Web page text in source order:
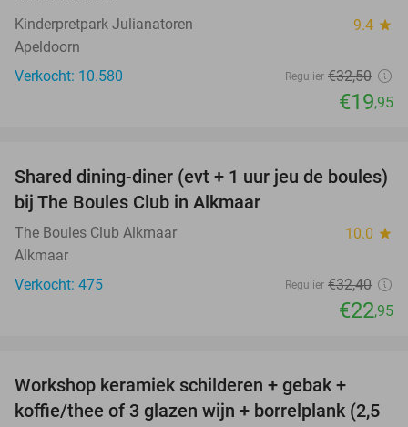
Kinderpretpark Julianatoren 9.4 star
Apeldoorn
Verkocht: 10.580
Regulier €32,50
€19,95
29%
Shared dining-diner (evt + 1 uur jeu de boules)
bij The Boules Club in Alkmaar
The Boules Club Alkmaar 10.0 star
Alkmaar
Verkocht: 475
Regulier €32,40
€22,95
Workshop keramiek schilderen + gebak +
koffie/thee of 3 glazen wijn + borrelplank (2,5